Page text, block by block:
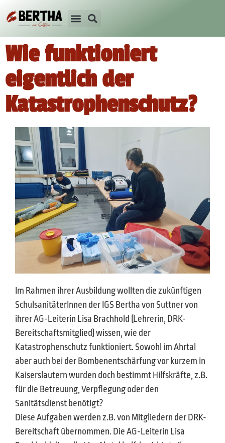
Wie funktioniert
eigentlich der
Katastrophenschutz?
Im Rahmen ihrer Ausbildung wollten die zukünftigen
SchulsanitäterInnen der IGS Bertha von Suttner von
ihrer AG-Leiterin Lisa Brachhold (Lehrerin, DRK-
Bereitschaftsmitglied) wissen, wie der
Katastrophenschutz funktioniert. Sowohl im Ahrtal
aber auch bei der Bombenentschärfung vor kurzem in
Kaiserslautern wurden doch bestimmt Hilfskräfte, z.B.
für die Betreuung, Verpflegung oder den
Sanitätsdienst benötigt?
Diese Aufgaben werden z.B. von Mitgliedern der DRK-
Bereitschaft übernommen. Die AG-Leiterin Lisa